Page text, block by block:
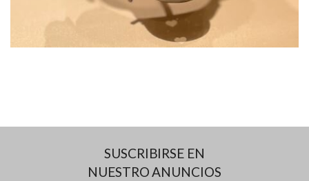
SUSCRIBIRSE EN
NUESTRO ANUNCIOS